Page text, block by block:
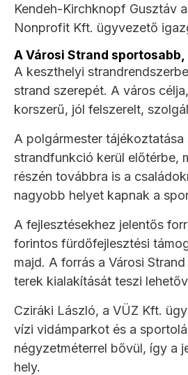
Kendeh-Kirchknopf Gusztáv
Nonprofit Kft. ügyvezető
A Városi Strand
A keszthelyi
strand szerepét. A város
korszerű, jól felszerelt,
A polgármester
strandfunkció kerül előtérbe,
részén továbbra is a
nagyobb helyet kapnak a
A fejlesztésekhez jelentős
forintos fürdőfejlesztési
majd. A forrás a Városi
terek kialakítását teszi
Cziráki László, a VÜZ Kft.
vízi vidámparkot és a
négyzetméterrel bővül, így a
hely.